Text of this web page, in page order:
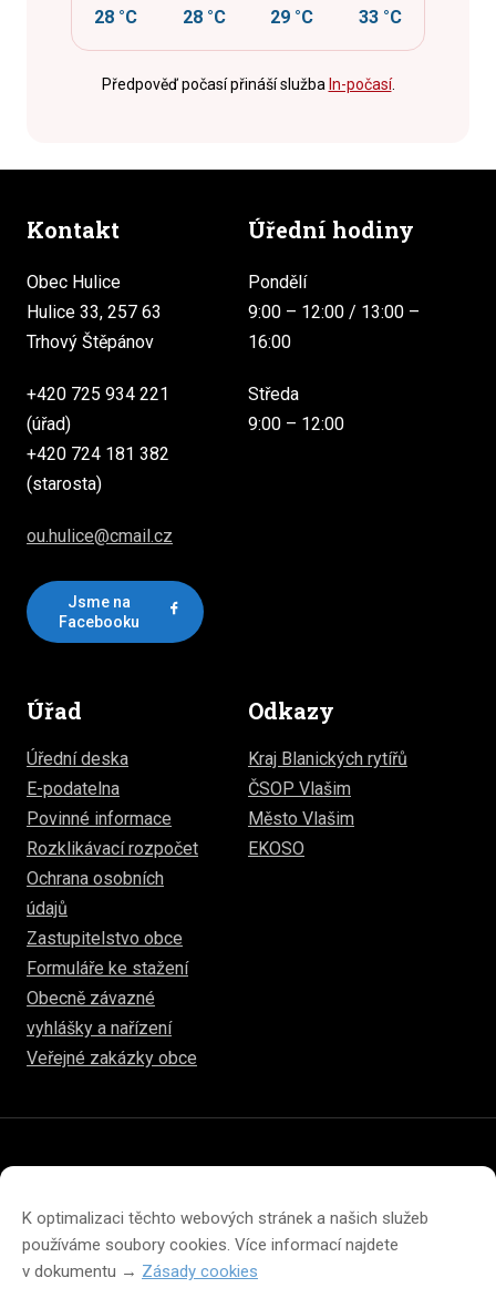
K optimalizaci těchto webových stránek a našich služeb
používáme soubory cookies. Více informací najdete
v dokumentu → Zásady cookies
28 °C 28 °C 29 °C 33 °C
Předpověď počasí přináší služba In-počasí.
Kontakt
Obec Hulice
Hulice 33, 257 63
Trhový Štěpánov
+420 725 934 221
(úřad)
+420 724 181 382
(starosta)
ou.hulice@cmail.cz
Jsme na
Facebooku
Úřední hodiny
Pondělí
9:00 – 12:00 / 13:00 –
16:00
Středa
9:00 – 12:00
Úřad
Úřední deska
E-podatelna
Povinné informace
Rozklikávací rozpočet
Ochrana osobních
údajů
Zastupitelstvo obce
Formuláře ke stažení
Obecně závazné
vyhlášky a nařízení
Veřejné zakázky obce
Odkazy
Kraj Blanických rytířů
ČSOP Vlašim
Město Vlašim
EKOSO
Prohlášení o přístupnosti
Prohlášení o ochraně soukromí
Zásady cookies (EU)